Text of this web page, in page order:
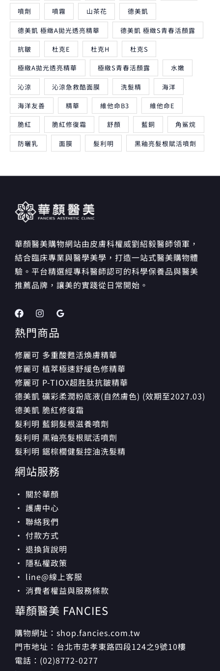
噴劑 噴霧 山茶花 德美凱
德美凱 極緻A拋光透亮精華 德美凱 極緻S青春活顏露
抗皺 杜克E 杜克H 杜克S
極緻A拋光透亮精華 極緻S青春活顏露 水嫩
沁涼 沁涼急救酷面膜 洗髮精 海洋
海洋友善 精華 維他命B3 維他命E
脆紅 脆紅修復霜 舒顏 藍銅 角鯊烷
防曬乳 面膜 髮利明 黑釉亮髮根賦活噴劑
華顏醫美購物網站由皮膚科權威劉紹毅醫師領軍，
結合臨床專業與醫學美學，打造一站式醫美購物體
驗。平台精選經專科醫師認可的科學保養品與醫美
推薦品牌，讓美的實踐從日常開始。
熱門商品
修麗可 多重酸甦活煥膚精華
修麗可 植萃極速舒緩色修精華
修麗可 P-TIOX超胜肽抗皺精華
德美凱 礦彩柔潤粉底液(自然膚色) (效期至2027.03)
德美凱 脆紅修復霜
髮利明 藍銅髮根滋養噴劑
髮利明 黑釉亮髮根賦活噴劑
髮利明 鋸棕櫚健髮控油洗髮精
網站服務
· 關於華顏
· 護膚中心
· 聯絡我們
· 付款方式
· 退換貨說明
· 隱私權政策
· line@線上客服
· 消費者權益與服務條款
華顏醫美 FANCIES
購物網址：shop.fancies.com.tw
門市地址：台北市忠孝東路四段124之9號10樓
電話：(02)8772-0277